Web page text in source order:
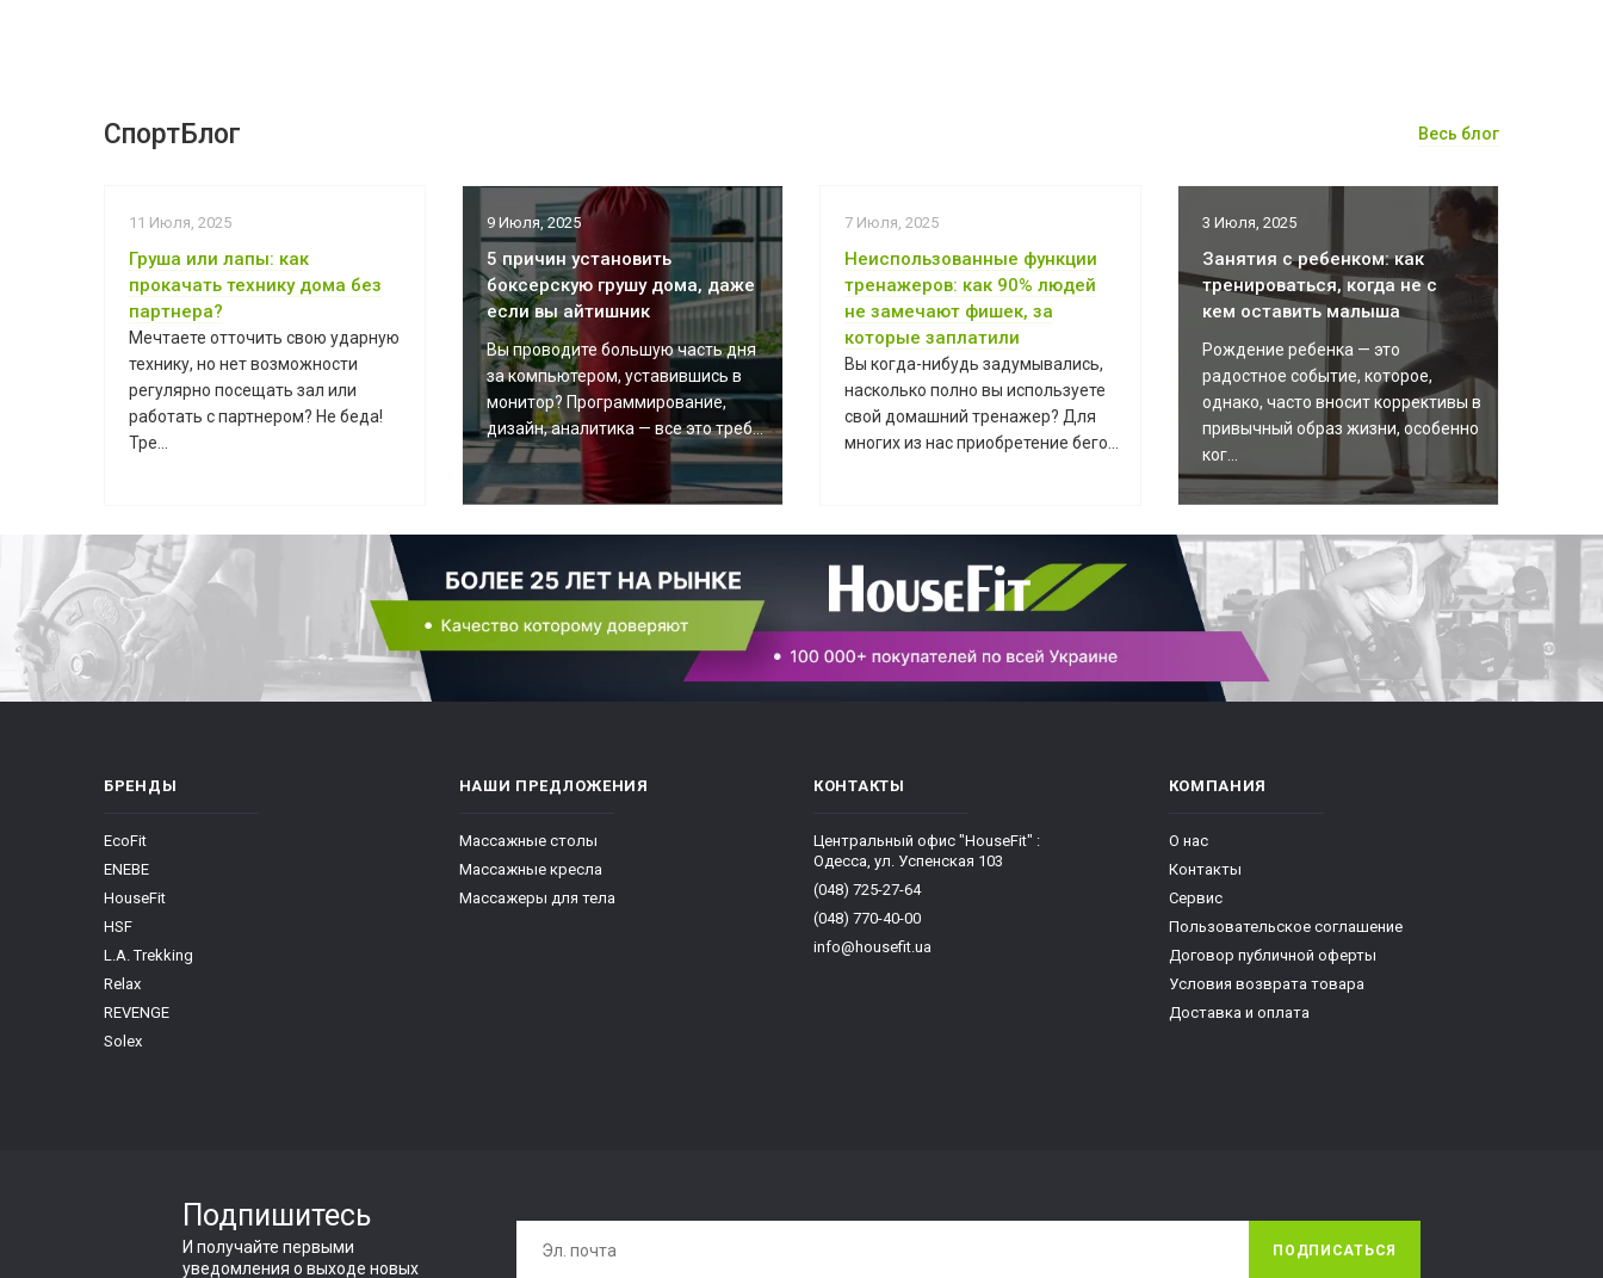
СпортБлог Весь блог
11 Июля, 2025
Груша или лапы: как
прокачать технику дома без
партнера?
Мечтаете отточить свою ударную
технику, но нет возможности
регулярно посещать зал или
работать с партнером? Не беда!
Тре...
9 Июля, 2025
5 причин установить
боксерскую грушу дома, даже
если вы айтишник
Вы проводите большую часть дня
за компьютером, уставившись в
монитор? Программирование,
дизайн, аналитика — все это треб...
7 Июля, 2025
Неиспользованные функции
тренажеров: как 90% людей
не замечают фишек, за
которые заплатили
Вы когда-нибудь задумывались,
насколько полно вы используете
свой домашний тренажер? Для
многих из нас приобретение бего...
3 Июля, 2025
Занятия с ребенком: как
тренироваться, когда не с
кем оставить малыша
Рождение ребенка — это
радостное событие, которое,
однако, часто вносит коррективы в
привычный образ жизни, особенно
ког...
БРЕНДЫ
EcoFit
ENEBE
HouseFit
HSF
L.A. Trekking
Relax
REVENGE
Solex
НАШИ ПРЕДЛОЖЕНИЯ
Массажные столы
Массажные кресла
Массажеры для тела
КОНТАКТЫ
Центральный офис "HouseFit" :
Одесса, ул. Успенская 103
(048) 725-27-64
(048) 770-40-00
info@housefit.ua
КОМПАНИЯ
О нас
Контакты
Сервис
Пользовательское соглашение
Договор публичной оферты
Условия возврата товара
Доставка и оплата
Подпишитесь
И получайте первыми
уведомления о выходе новых
ПОДПИСАТЬСЯ